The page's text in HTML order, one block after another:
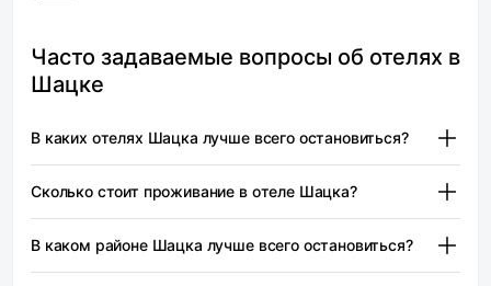
Часто задаваемые вопросы об отелях в
Шацке
В каких отелях Шацка лучше всего остановиться?
Шацк предлагает разнообразные варианты
туристов. Важно учитывать, что выбор отеля зависит от
ваших предпочтений и бюджета.
Сколько стоит проживание в отеле Шацка?
Цены на проживание в отелях Шацка могут
В каком районе Шацка лучше всего остановиться?